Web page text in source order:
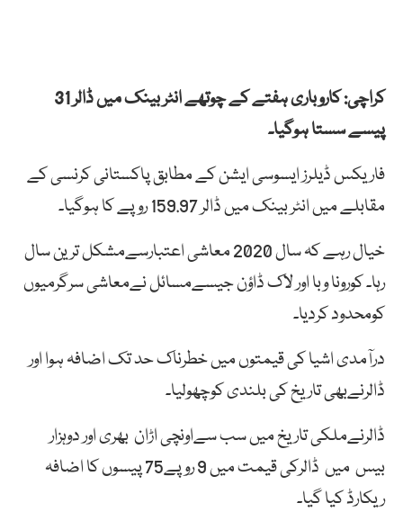
کراچی: کاروباری ہفتے کے چوتھے انٹر بینک میں ڈالر 31
پیسے سستا ہوگیا۔
فاریکس ڈیلرز ایسوسی ایشن کے مطابق پاکستانی کرنسی کے
مقابلے میں انٹر بینک میں ڈالر 159.97 روپے کا ہوگیا۔
خیال رہے کہ سال 2020 معاشی اعتبارسےمشکل ترین سال
رہا۔ کورونا وبا اور لاک ڈاؤن جیسےمسائل نےمعاشی سرگرمیوں
کومحدود کردیا۔
درآمدی اشیا کی قیمتوں میں خطرناک حد تک اضافہ ہوا اور
ڈالرنےبھی تاریخ کی بلندی کوچھولیا۔
ڈالرنےملکی تاریخ میں سب سےاونچی اڑان بھری اور دوہزار
بیس میں ڈالرکی قیمت میں 9 روپے75 پیسوں کا اضافہ
ریکارڈ کیا گیا۔